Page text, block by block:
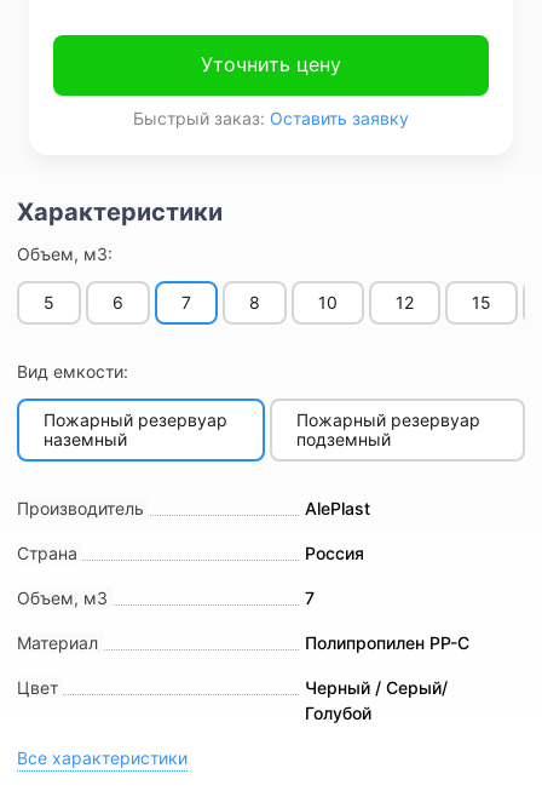
Объем, м3:
5 6 7 8 10 12 15
Вид емкости:
Пожарный резервуар
наземный
Пожарный резервуар
подземный
Производитель AlePlast
Страна Россия
Объем, м3 7
Материал Полипропилен PP-C
Цвет
Черный / Серый/
Голубой
Все характеристики
Уточнить цену
Быстрый заказ: Оставить заявку